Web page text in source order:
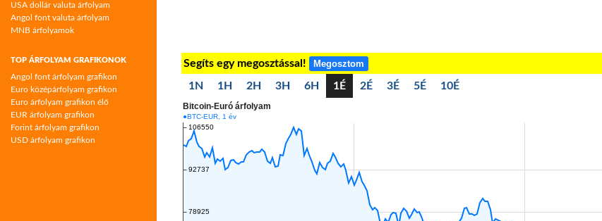
Segíts egy megosztással! Megosztom
1N 1H 2H 3H 6H 1É 2É 3É 5É 10É
USA dollár valuta árfolyam
Angol font valuta árfolyam
MNB árfolyamok
TOP ÁRFOLYAM GRAFIKONOK
Angol font árfolyam grafikon
Euro középárfolyam grafikon
Euro árfolyam grafikon élő
EUR árfolyam grafikon
Forint árfolyam grafikon
USD árfolyam grafikon